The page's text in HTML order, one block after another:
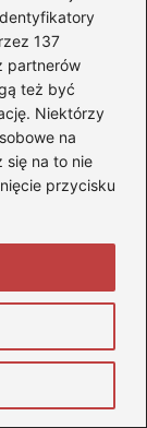
137
partnerów
też być
Niektórzy
na
się na to nie
przycisku